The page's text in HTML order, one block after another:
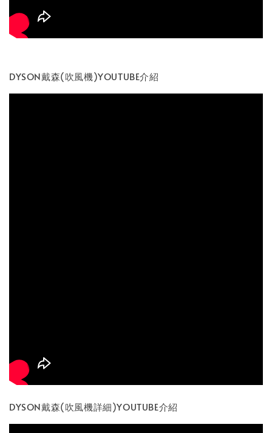
DYSON戴森(吹風機)YOUTUBE介紹
DYSON戴森(吹風機詳細)YOUTUBE介紹